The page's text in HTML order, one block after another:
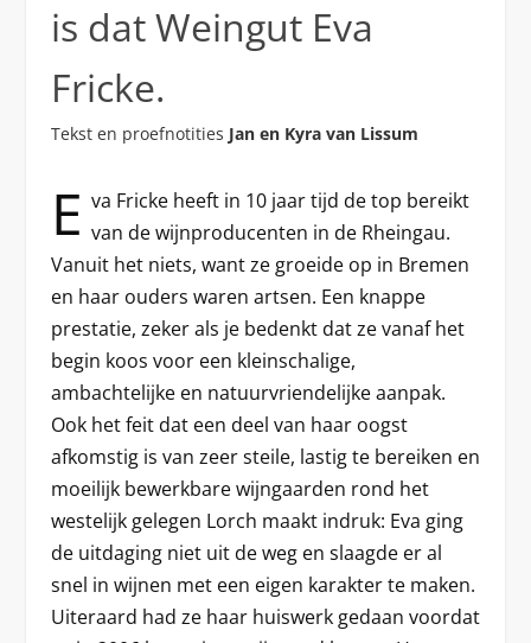
is dat Weingut Eva
Fricke.
Tekst en proefnotities Jan en Kyra van Lissum
E va Fricke heeft in 10 jaar tijd de top bereikt
van de wijnproducenten in de Rheingau.
Vanuit het niets, want ze groeide op in Bremen
en haar ouders waren artsen. Een knappe
prestatie, zeker als je bedenkt dat ze vanaf het
begin koos voor een kleinschalige,
ambachtelijke en natuurvriendelijke aanpak.
Ook het feit dat een deel van haar oogst
afkomstig is van zeer steile, lastig te bereiken en
moeilijk bewerkbare wijngaarden rond het
westelijk gelegen Lorch maakt indruk: Eva ging
de uitdaging niet uit de weg en slaagde er al
snel in wijnen met een eigen karakter te maken.
Uiteraard had ze haar huiswerk gedaan voordat